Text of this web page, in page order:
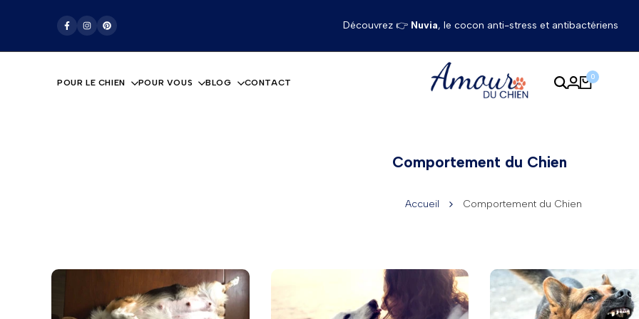
Facebook
Instagram
Pinterest
La boutique pour les amoureux des chiens Découvrez 👉 Nuvia, le cocon anti-stress et antibactériens
POUR LE CHIEN POUR VOUS BLOG CONTACT
0
Comportement du Chien
Accueil Comportement du Chien